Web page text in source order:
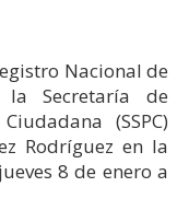
Nacional de
la Secretaría de
(SSPC)
Rodríguez en la
8 de enero a